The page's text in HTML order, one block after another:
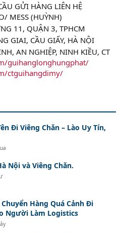
GỬI HÀNG LIÊN HỆ
MESS (HUỲNH)
11, QUẬN 3, TPHCM
GIAI, CẦU GIẤY, HÀ NỘI
AN NGHIỆP, NINH KIỀU, CT
guihanglonghungphat/
ctguihangdimy/
Đi Viêng Chăn – Lào Uy Tín,
Nội và Viêng Chăn.
Hàng Quá Cảnh Đi
Người Làm Logistics